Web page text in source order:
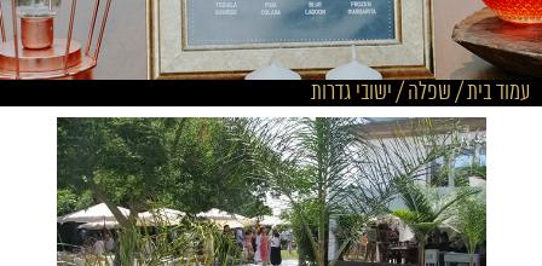
עמוד בית/שפלה/ישובי גדרות